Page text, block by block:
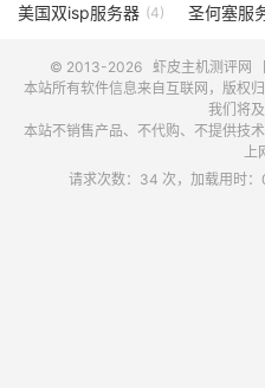
美国双isp服务器 (4) 圣何塞服
© 2013-2026 虾皮主机测评网
本站所有软件信息来自互联网，版权
我们将及
本站不销售产品、不代购、不提供技
上
请求次数：34 次，加载用时